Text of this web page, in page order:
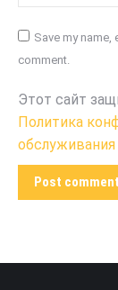
Save my name,
comment.
Этот сайт
Политика
обслуживания
Post comment